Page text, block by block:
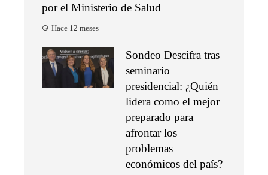
por el Ministerio de Salud
Hace 12 meses
Sondeo Descifra tras
seminario
presidencial: ¿Quién
lidera como el mejor
preparado para
afrontar los
problemas
económicos del país?